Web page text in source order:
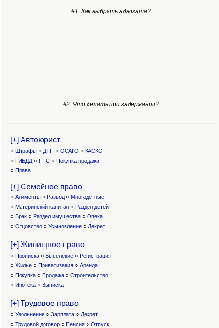
#1. Как выбрать адвоката?
#2. Что делать при задержании?
[+] Автоюрист
○ Штрафы ○ ДТП ○ ОСАГО ○ КАСКО
○ ГИБДД ○ ПТС ○ Покупка продажа
○ Права
[+] Семейное право
○ Алименты ○ Развод ○ Многодетные
○ Материнский капитал○ Раздел детей
○ Брак ○ Раздел имущества ○ Опека
○ Отцовство○ Усыновление ○ Декрет
[+] Жилищное право
○ Прописка ○ Выселение ○ Регистрация
○ Жилье ○ Приватизация ○ Аренда
○ Покупка ○ Продажа ○ Строительство
○ Ипотека ○ Выписка
[+] Трудовое право
○ Увольнение ○ Зарплата ○ Декрет
○ Трудовой договор ○ Пенсия ○ Отпуск